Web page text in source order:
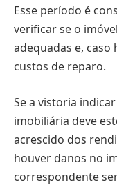
Esse período é
verificar se o
adequadas e, caso
custos de reparo.
Se a vistoria
imobiliária deve
acrescido dos
houver danos no
correspondente